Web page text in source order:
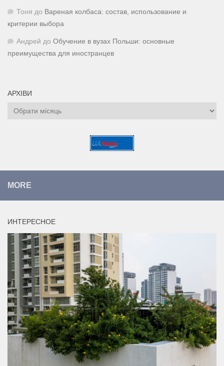
Тоня до Вареная колбаса: состав, использование и
критерии выбора
Андрей до Обучение в вузах Польши: основные
преимущества для иностранцев
АРХІВИ
Архіви
MORE
ИНТЕРЕСНОЕ